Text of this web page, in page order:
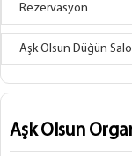
Rezervasyon
Aşk Olsun Düğün
Aşk Olsun